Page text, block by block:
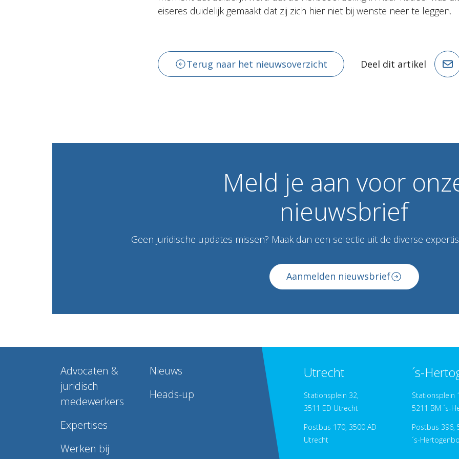
eiseres duidelijk gemaakt dat zij zich hier niet bij wenste neer te leggen.
Terug naar het nieuwsoverzicht Deel dit artikel
Meld je aan voor
nieuwsbrief
Geen juridische updates missen? Maak dan een selectie uit de diverse
Aanmelden nieuwsbrief
Advocaten &
juridisch
medewerkers
Expertises
Werken bij
Nieuws
Heads-up
Utrecht
Stationsplein 32,
3511 ED Utrecht
Postbus 170, 3500 AD
Utrecht
´s-
Stationsplein
5211 BM ´s-
Postbus 396,
´s-